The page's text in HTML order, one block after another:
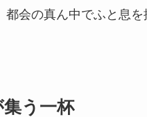
会の真ん中でふと息を
う一杯